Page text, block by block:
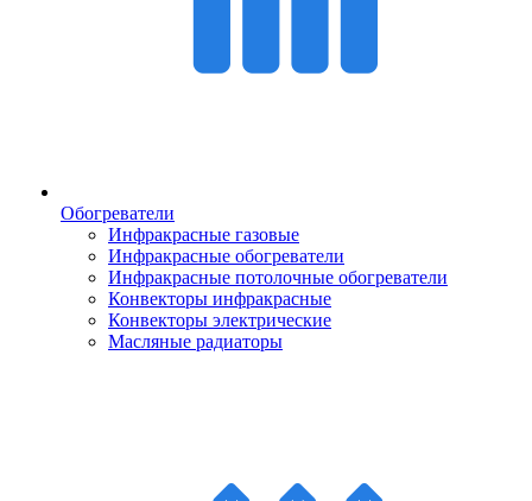
Обогреватели
Инфракрасные газовые
Инфракрасные обогреватели
Инфракрасные потолочные обогреватели
Конвекторы инфракрасные
Конвекторы электрические
Масляные радиаторы